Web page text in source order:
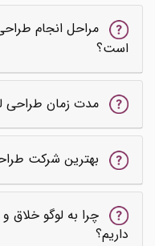
مراحل انجام
است؟
مدت زمان طراحی
بهترین شرکت
چرا به لوگو خلاق
داریم؟